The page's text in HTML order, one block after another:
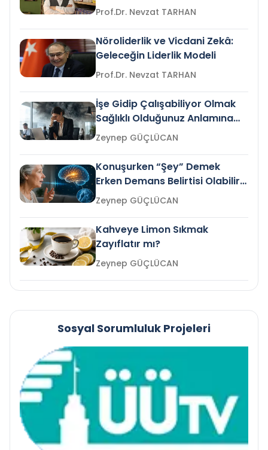
Prof.Dr. Nevzat TARHAN
Nöroliderlik ve Vicdani Zekâ:
Geleceğin Liderlik Modeli
Prof.Dr. Nevzat TARHAN
İşe Gidip Çalışabiliyor Olmak
Sağlıklı Olduğunuz Anlamına
Gelir mi?Zeynep GÜÇLÜCAN
Konuşurken “Şey” Demek
Erken Demans Belirtisi Olabilir
mi?
Zeynep GÜÇLÜCAN
Kahveye Limon Sıkmak
Zayıflatır mı?
Zeynep GÜÇLÜCAN
Sosyal Sorumluluk Projeleri